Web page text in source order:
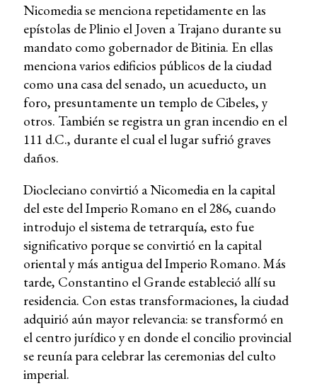
Nicomedia se menciona repetidamente en las
epístolas de Plinio el Joven a Trajano durante su
mandato como gobernador de Bitinia. En ellas
menciona varios edificios públicos de la ciudad
como una casa del senado, un acueducto, un
foro, presuntamente un templo de Cibeles, y
otros. También se registra un gran incendio en el
111 d.C., durante el cual el lugar sufrió graves
daños.
Diocleciano convirtió a Nicomedia en la capital
del este del Imperio Romano en el 286, cuando
introdujo el sistema de tetrarquía, esto fue
significativo porque se convirtió en la capital
oriental y más antigua del Imperio Romano. Más
tarde, Constantino el Grande estableció allí su
residencia. Con estas transformaciones, la ciudad
adquirió aún mayor relevancia: se transformó en
el centro jurídico y en donde el concilio provincial
se reunía para celebrar las ceremonias del culto
imperial.